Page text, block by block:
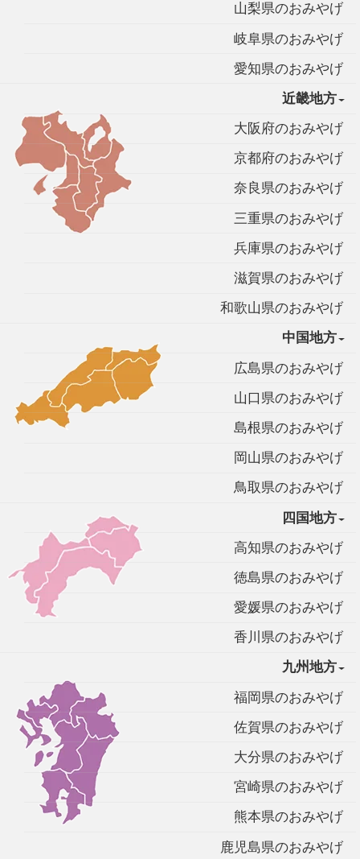
山梨県のおみやげ
岐阜県のおみやげ
愛知県のおみやげ
近畿地方
大阪府のおみやげ
京都府のおみやげ
奈良県のおみやげ
三重県のおみやげ
兵庫県のおみやげ
滋賀県のおみやげ
和歌山県のおみやげ
中国地方
広島県のおみやげ
山口県のおみやげ
島根県のおみやげ
岡山県のおみやげ
鳥取県のおみやげ
四国地方
高知県のおみやげ
徳島県のおみやげ
愛媛県のおみやげ
香川県のおみやげ
九州地方
福岡県のおみやげ
佐賀県のおみやげ
大分県のおみやげ
宮崎県のおみやげ
熊本県のおみやげ
鹿児島県のおみやげ